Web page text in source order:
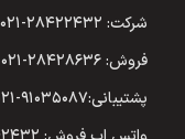
شرکت: ۲۸۴۲۲۴۳۲-۰۲۱
فروش: ۲۸۴۲۸۶۳۶-۰۲۱
پشتیبانی:۹۱۰۳۵۰۸۷-۰۲۱